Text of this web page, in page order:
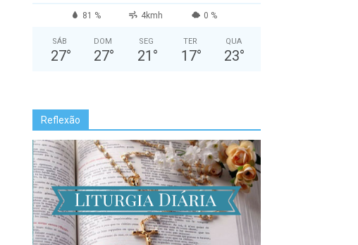
81 % 4kmh 0 %
SÁB
27°
DOM
27°
SEG
21 °
TER
17°
QUA
23°
Reflexão